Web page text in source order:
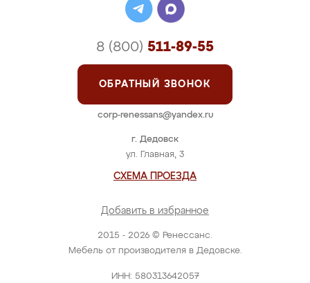
2015 - 2026 © Ренессанс.
Мебель от производителя в Дедовске.
ИНН: 580313642057
г. Дедовск
ул. Главная, 3
СХЕМА ПРОЕЗДА
Добавить в избранное
8 (800) 511-89-55
ОБРАТНЫЙ ЗВОНОК
corp-renessans@yandex.ru